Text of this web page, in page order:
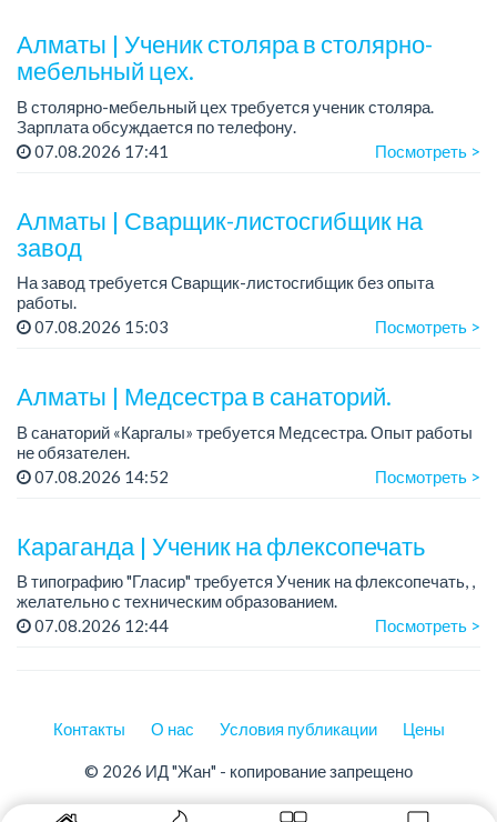
Алматы | Ученик столяра в столярно-
мебельный цех.
В столярно-мебельный цех требуется ученик столяра.
Зарплата обсуждается по телефону.
График работы: 5/2, с 08.00 до 18.00.
Требования: опыт работы не требуется; желание обучаться
07.08.2026 17:41 Посмотреть >
Алматы | Сварщик-листосгибщик на
завод
На завод требуется Сварщик-листосгибщик без опыта
работы.
Условия: есть обучение, рост в зарплате.
Мест...
07.08.2026 15:03 Посмотреть >
Алматы | Медсестра в санаторий.
В санаторий «Каргалы» требуется Медсестра. Опыт работы
не обязателен.
Зарплата: 150 000 тенге + соцпакет.
График работы: 6/1, с 09.00 до 16.00, в субботу с 09:00 до
Все...
07.08.2026 14:52 Посмотреть >
Караганда | Ученик на флексопечать
В типографию "Гласир" требуется Ученик на флексопечать, ,
желательно с техническим образованием.
График работы: 5/2,
07.08.2026 12:44 Посмотреть >
Контакты О нас Условия публикации Цены
© 2026 ИД "Жан" - копирование запрещено